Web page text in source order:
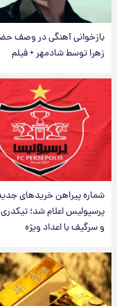
بازخوانی آهنگی در وصف
زهرا توسط شادمهر + فیلم
شماره پیراهن خریدهای
پرسپولیس اعلام شد؛
و سرگیف با اعداد ویژه